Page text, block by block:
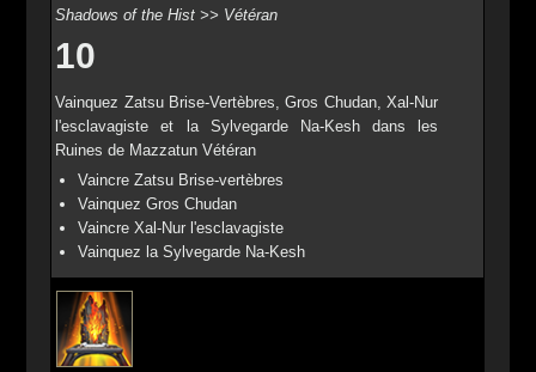
Shadows of the Hist >> Vétéran
10
Vainquez Zatsu Brise-Vertèbres, Gros Chudan, Xal-Nur
l'esclavagiste et la Sylvegarde Na-Kesh dans les
Ruines de Mazzatun Vétéran
Vaincre Zatsu Brise-vertèbres
Vainquez Gros Chudan
Vaincre Xal-Nur l'esclavagiste
Vainquez la Sylvegarde Na-Kesh